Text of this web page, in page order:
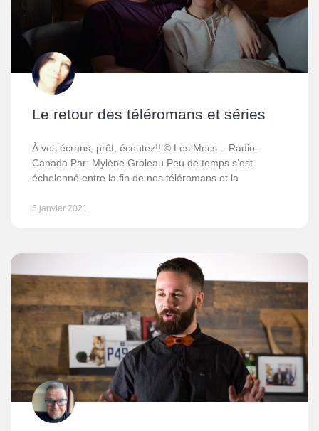
Le retour des téléromans et séries
À vos écrans, prêt, écoutez!! © Les Mecs – Radio-
Canada Par: Mylène Groleau Peu de temps s’est
échelonné entre la fin de nos téléromans et la
5 janvier 2021